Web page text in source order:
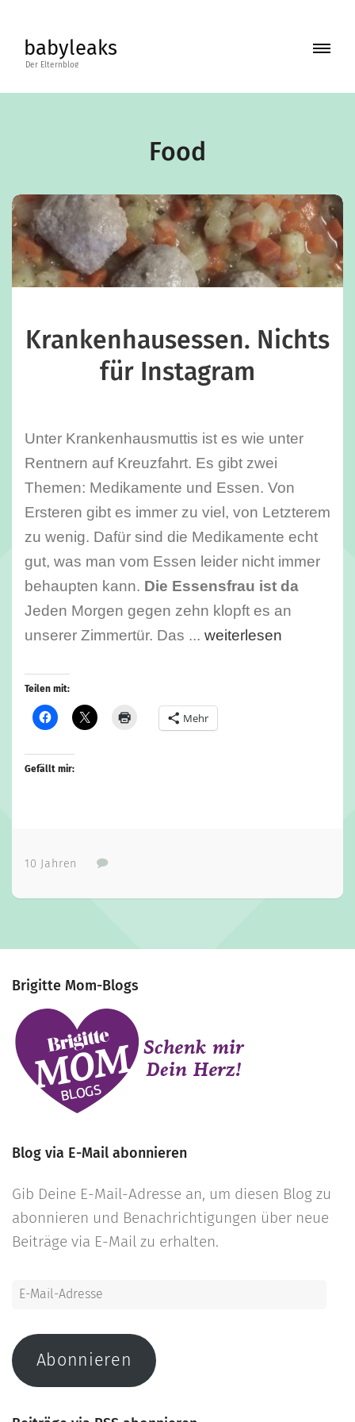
contentbabyleaks
BLOG
KONTAKT
Food
Krankenhausessen. Nichts
für Instagram
Unter Krankenhausmuttis ist es wie unter
Rentnern auf Kreuzfahrt. Es gibt zwei
Themen: Medikamente und Essen. Von
Ersteren gibt es immer zu viel, von Letzterem
zu wenig. Dafür sind die Medikamente echt
gut, was man vom Essen leider nicht immer
behaupten kann. Die Essensfrau ist da
Jeden Morgen gegen zehn klopft es an
unserer Zimmertür. Das ... weiterlesen
Teilen mit:
Mehr
Gefällt mir:
10 Jahren
Brigitte Mom-Blogs
Blog via E-Mail abonnieren
Gib Deine E-Mail-Adresse an, um diesen Blog zu
abonnieren und Benachrichtigungen über neue
Beiträge via E-Mail zu erhalten.
E-
Abonnieren